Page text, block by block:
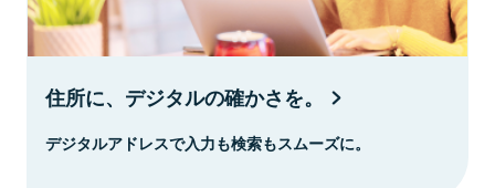
住所に、デジタルの確かさを。
デジタルアドレスで入力も検索もスムーズに。